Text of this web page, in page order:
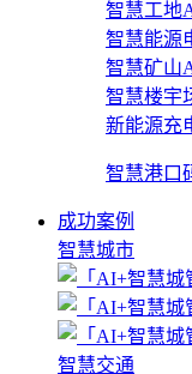
智慧工地
智慧能源
智慧矿山
智慧楼宇
新能源充
智慧港口
成功案例
智慧城市
智慧交通